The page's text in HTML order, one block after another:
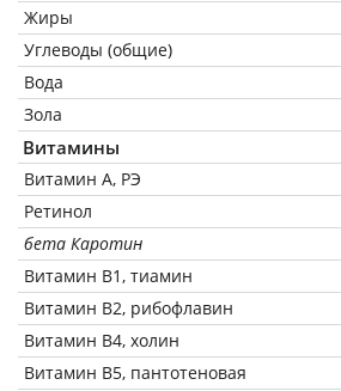
Жиры
Углеводы (общие)
Вода
Зола
Витамины
Витамин А, РЭ
Ретинол
бета Каротин
Витамин В1, тиамин
Витамин В2, рибофлавин
Витамин В4, холин
Витамин В5, пантотеновая